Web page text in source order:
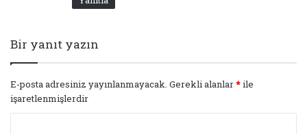
Bir yanıt yazın
E-posta adresiniz yayınlanmayacak. Gerekli alanlar*ile
işaretlenmişlerdir